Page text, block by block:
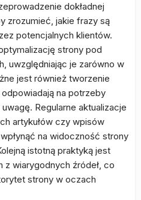
dokładnej
zrozumieć, jakie frazy są
potencjalnych klientów.
strony pod
uwzględniając je zarówno w
jest również tworzenie
na potrzeby
Regularne aktualizacje
artykułów czy wpisów
na widoczność strony
istotną praktyką jest
wiarygodnych źródeł, co
strony w oczach